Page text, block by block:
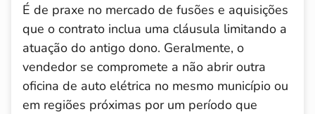
É de praxe no mercado de fusões e aquisições
que o contrato inclua uma cláusula limitando a
atuação do antigo dono. Geralmente, o
vendedor se compromete a não abrir outra
oficina de auto elétrica no mesmo município ou
em regiões próximas por um período que